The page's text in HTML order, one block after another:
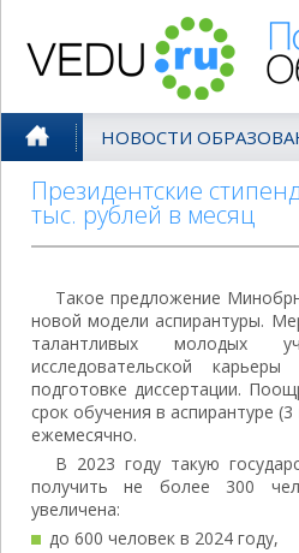
НОВОСТИ
Президентские
тыс. рублей в месяц
Такое предложение
новой модели аспирантуры.
талантливых
исследовательской
подготовке диссертации.
срок обучения в аспирантуре
ежемесячно.
В 2023 году такую
получить не более 300
увеличена:
до 600 человек в 2024 году,